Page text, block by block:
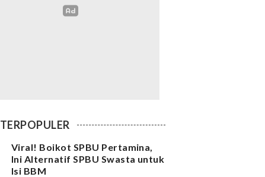
TERPOPULER
Viral! Boikot SPBU Pertamina,
Ini Alternatif SPBU Swasta untuk
Isi BBM